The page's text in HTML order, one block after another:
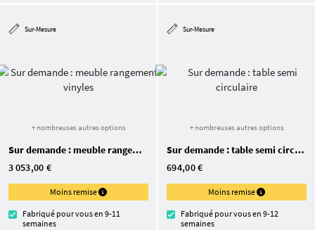
Sur-Mesure
+ nombreuses autres options
Sur demande : meuble rangement vinyles
3 053,00 €
Moins remise
Fabriqué pour vous en 9-11
semaines
Sur-Mesure
+ nombreuses autres options
Sur demande : table semi circulaire
694,00 €
Moins remise
Fabriqué pour vous en 9-12
semaines